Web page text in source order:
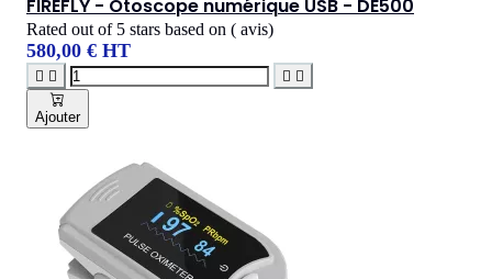
FIREFLY - Otoscope numérique USB - DE500
Rated out of 5 stars based on ( avis)
580,00 € HT
   
Ajouter